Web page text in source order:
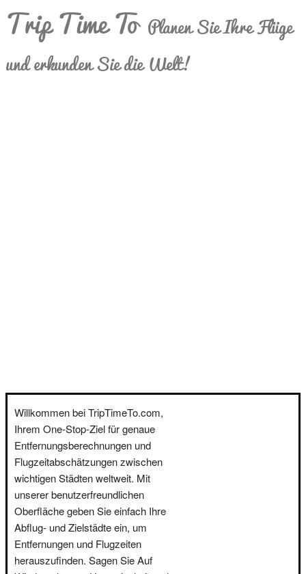
Trip Time To Planen Sie Ihre Flüge
und erkunden Sie die Welt!
Willkommen bei TripTimeTo.com,
Ihrem One-Stop-Ziel für genaue
Entfernungsberechnungen und
Flugzeitabschätzungen zwischen
wichtigen Städten weltweit. Mit
unserer benutzerfreundlichen
Oberfläche geben Sie einfach Ihre
Abflug- und Zielstädte ein, um
Entfernungen und Flugzeiten
herauszufinden. Sagen Sie Auf